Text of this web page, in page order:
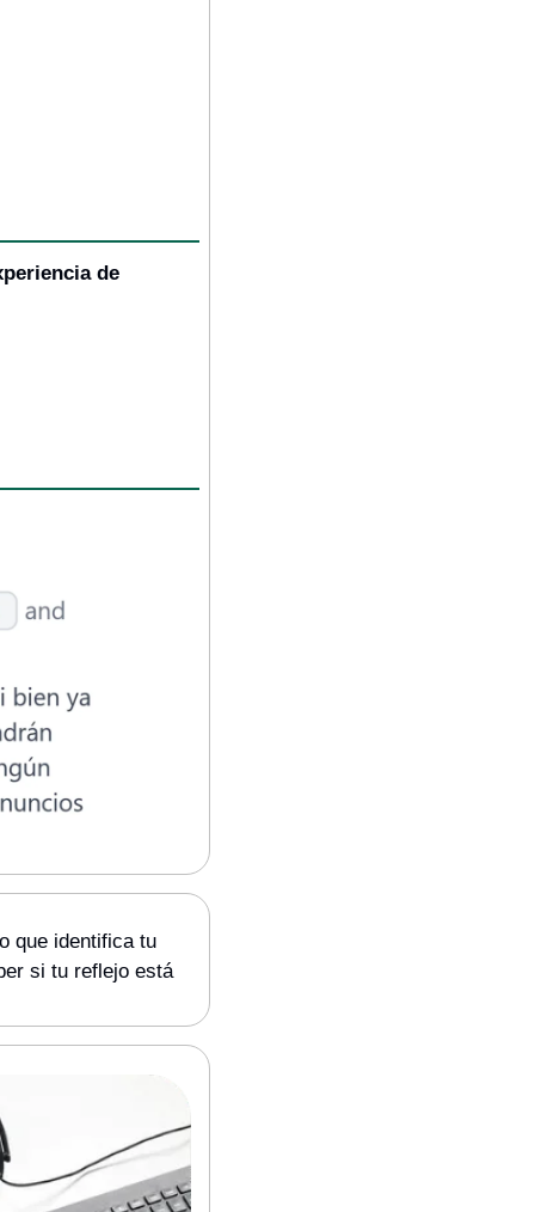
de
que identifica tu
si tu reflejo está